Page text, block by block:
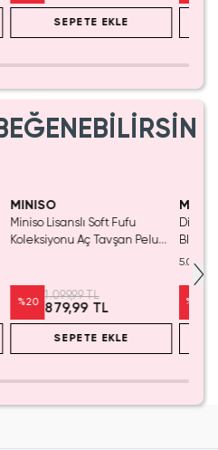
SEPETE EKLE
MINISO
Miniso Lisanslı Soft Fufu
Koleksiyonu Aç Tavşan Peluş
%20
1.099,99 TL
879,99 TL
SEPETE EKLE
Disney
Blind
5.0
%